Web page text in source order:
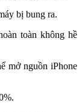
bị bung ra.
toàn không hề
mở nguồn iPhone